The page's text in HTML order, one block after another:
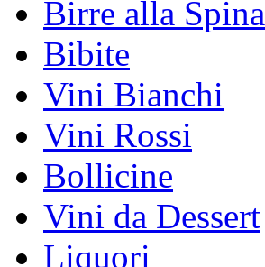
Birre alla Spina
Bibite
Vini Bianchi
Vini Rossi
Bollicine
Vini da Dessert
Liquori